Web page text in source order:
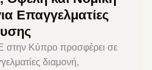
Επαγγελματίες
στην Κύπρο προσφέρει σε
διαμονή,